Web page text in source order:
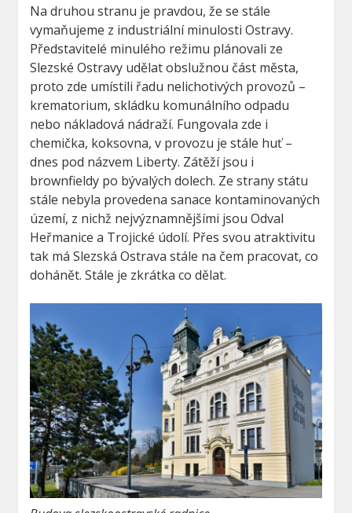
Na druhou stranu je pravdou, že se stále
vymaňujeme z industriální minulosti Ostravy.
Představitelé minulého režimu plánovali ze
Slezské Ostravy udělat obslužnou část města,
proto zde umístili řadu nelichotivých provozů –
krematorium, skládku komunálního odpadu
nebo nákladová nádraží. Fungovala zde i
chemička, koksovna, v provozu je stále huť –
dnes pod názvem Liberty. Zátěží jsou i
brownfieldy po bývalých dolech. Ze strany státu
stále nebyla provedena sanace kontaminovaných
území, z nichž nejvýznamnějšími jsou Odval
Heřmanice a Trojické údolí. Přes svou atraktivitu
tak má Slezská Ostrava stále na čem pracovat, co
dohánět. Stále je zkrátka co dělat.